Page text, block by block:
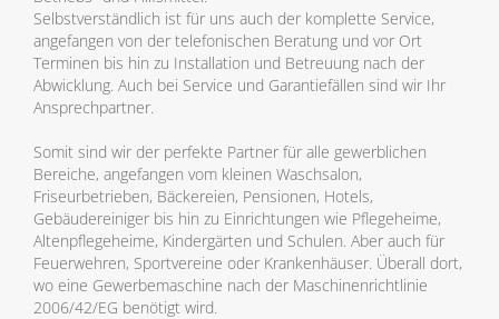
Selbstverständlich ist für uns auch der komplette Service,
angefangen von der telefonischen Beratung und vor Ort
Terminen bis hin zu Installation und Betreuung nach der
Abwicklung. Auch bei Service und Garantiefällen sind wir Ihr
Ansprechpartner.
Somit sind wir der perfekte Partner für alle gewerblichen
Bereiche, angefangen vom kleinen Waschsalon,
Friseurbetrieben, Bäckereien, Pensionen, Hotels,
Gebäudereiniger bis hin zu Einrichtungen wie Pflegeheime,
Altenpflegeheime, Kindergärten und Schulen. Aber auch für
Feuerwehren, Sportvereine oder Krankenhäuser. Überall dort,
wo eine Gewerbemaschine nach der Maschinenrichtlinie
2006/42/EG benötigt wird.